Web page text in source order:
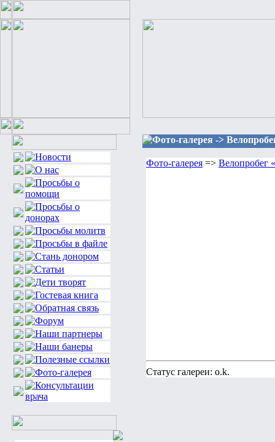
Фото-галерея ->
Фото-галерея => Велопробег
Статус галереи: o.k.